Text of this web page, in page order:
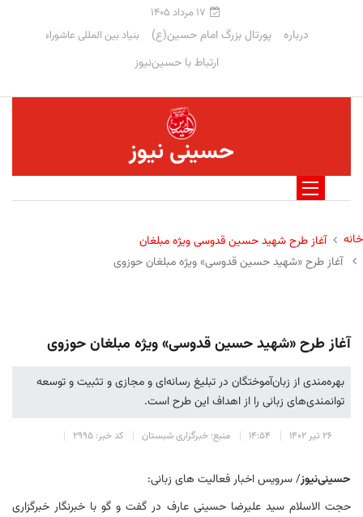
۱۷ مرداد ۱۴۰۵
درباره پورتال بزرگ امام حسین(ع) بنیاد بین المللی عاشوراء
ارتباط با حسین‌نیوز
حسینی نیوز
خانه
آغاز طرح شهید حسین قدوسی ویژه مبلغان
آغاز طرح «شهید حسین قدوسی» ویژه مبلغان حوزوی
آغاز طرح «شهید حسین قدوسی» ویژه مبلغان حوزوی
بهره‌مندی از زبان‌آموختگان در تبلیغ رسانه‌ای و مجازی و تثبیت و توسعه
توانمندی‌های زبانی را از اهداف این طرح است.
۲۶ تیر ۱۴۰۲ ۱۴:۵۴ منبع: خبرگزاری شبستان کد خبر: ۲۹۹۵
حسینی‌نیوز/ سرویس اخبار فعالیت های زبانی:
حجت الاسلام سید علیرضا حسینی عارف در گفت و گو با خبرنگار خبرگزاری